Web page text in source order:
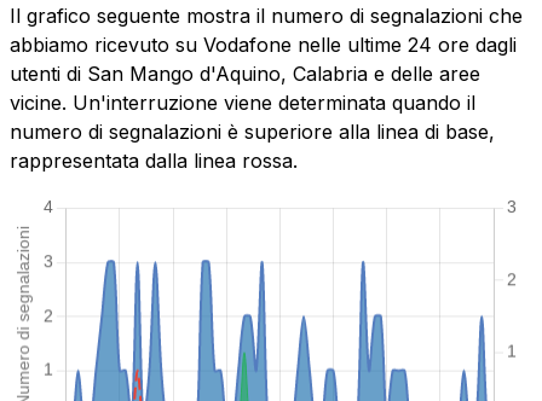
Il grafico seguente mostra il numero di segnalazioni che
abbiamo ricevuto su Vodafone nelle ultime 24 ore dagli
utenti di San Mango d'Aquino, Calabria e delle aree
vicine. Un'interruzione viene determinata quando il
numero di segnalazioni è superiore alla linea di base,
rappresentata dalla linea rossa.